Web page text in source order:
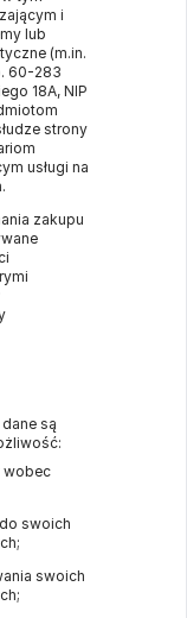
i
lub
(m.in.
60-283
18A, NIP
strony
usługi na
zakupu
są
wobec
swoich
swoich